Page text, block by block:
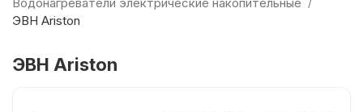
/
ЭВН Ariston
ЭВН Ariston